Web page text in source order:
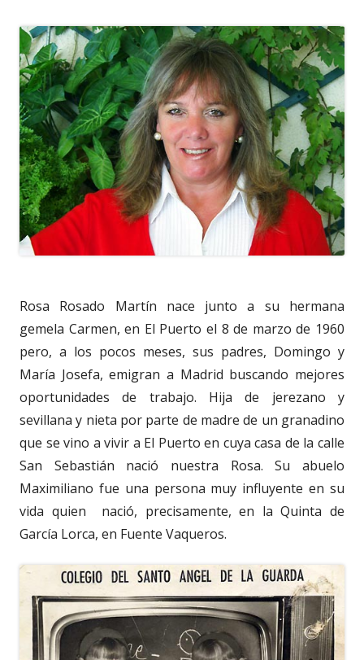
Rosa Rosado Martín nace junto a su hermana
gemela Carmen, en El Puerto el 8 de marzo de 1960
pero, a los pocos meses, sus padres, Domingo y
María Josefa, emigran a Madrid buscando mejores
oportunidades de trabajo. Hija de jerezano y
sevillana y nieta por parte de madre de un granadino
que se vino a vivir a El Puerto en cuya casa de la calle
San Sebastián nació nuestra Rosa. Su abuelo
Maximiliano fue una persona muy influyente en su
vida quien nació, precisamente, en la Quinta de
García Lorca, en Fuente Vaqueros.